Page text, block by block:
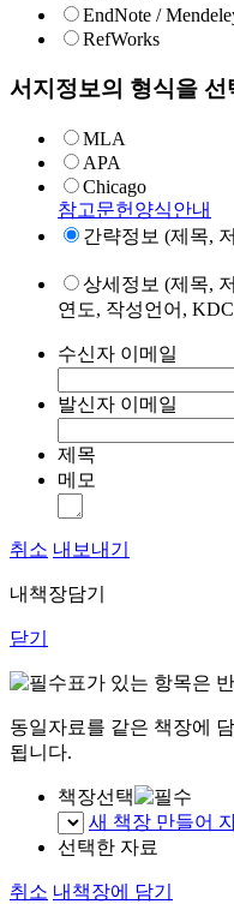
EndNote /
RefWorks
서지정보의 형식을 선
MLA
APA
Chicago
참고문헌양식안내
간략정보 (제목,
상세정보 (제목,
연도, 작성언어,
수신자 이메일
발신자 이메일
제목
메모
취소 내보내기
내책장담기
닫기
표가 있는 항목은
동일자료를 같은 책장에
됩니다.
책장선택
새 책장 만들어
선택한 자료
취소 내책장에 담기